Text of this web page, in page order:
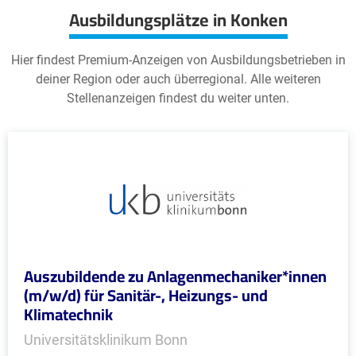
Ausbildungsplätze in Konken
Hier findest Premium-Anzeigen von Ausbildungsbetrieben in
deiner Region oder auch überregional. Alle weiteren
Stellenanzeigen findest du weiter unten.
Auszubildende zu Anlagenmechaniker*innen
(m/w/d) für Sanitär-, Heizungs- und
Klimatechnik
Universitätsklinikum Bonn